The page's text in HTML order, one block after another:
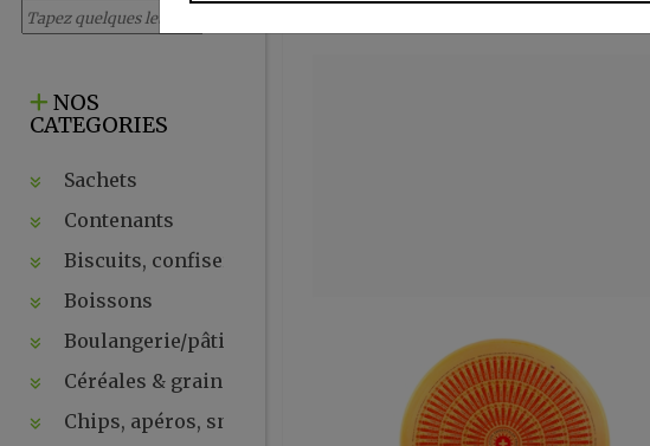
NOS
CATEGORIES
Sachets
Contenants
Biscuits, confiseries, chocolats, snacks
Boissons
Boulangerie/pâtisseries
Céréales & graines
Chips, apéros, snacks, crackers ...